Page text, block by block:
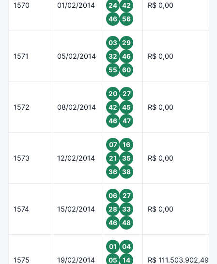
1570 01/02/2014
24
42
46
56
R$ 0,00
1571 05/02/2014
03
29
32
46
55
60
R$ 0,00
1572 08/02/2014
20
27
42
45
46
47
R$ 0,00
1573 12/02/2014
07
16
21
35
36
38
R$ 0,00
1574 15/02/2014
06
27
28
33
46
48
R$ 0,00
1575 19/02/2014
01
04
05
14 R$ 111.503.902,49